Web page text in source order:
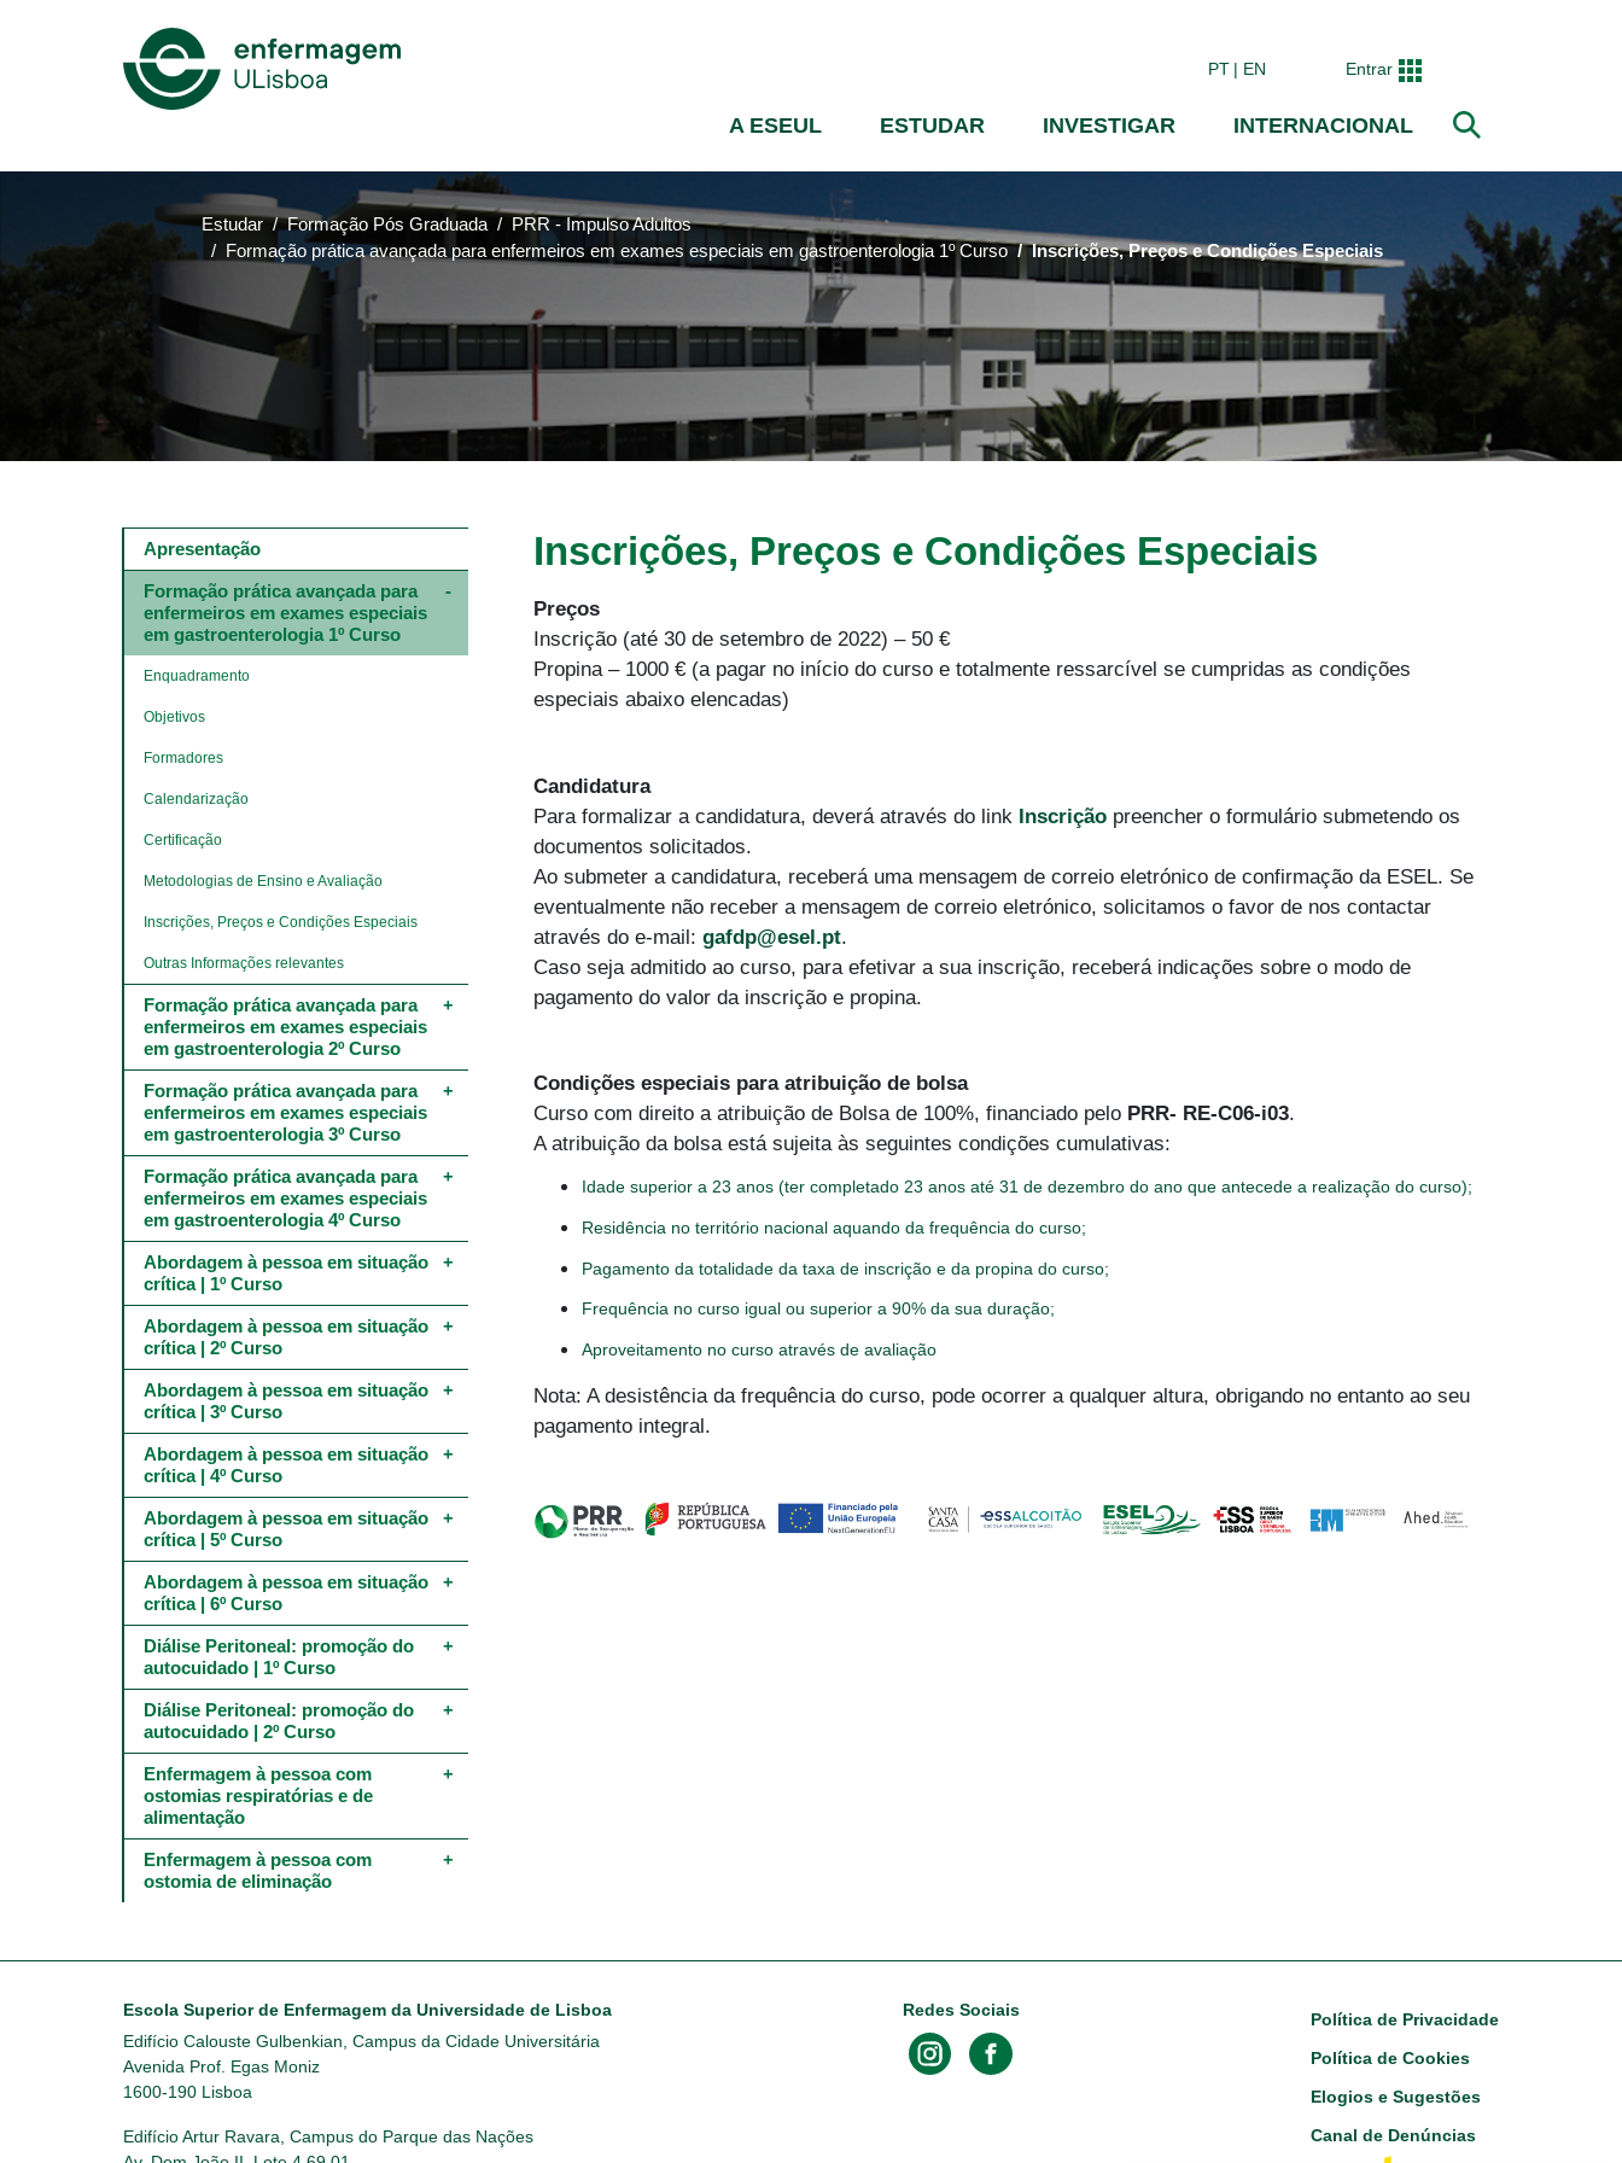
principal
PT EN Entrar
Mega
Menu
A ESEUL ESTUDAR INVESTIGAR INTERNACIONAL
Estudar Formação Pós Graduada
PRR - Impulso Adultos
Formação prática avançada para enfermeiros em exames especiais em gastroenterologia 1º Curso
Inscrições, Preços e Condições Especiais
Inscrições, Preços e Condições Especiais
Preços
Inscrição (até 30 de setembro de 2022) – 50 €
Propina – 1000 € (a pagar no início do curso e totalmente ressarcível se cumpridas as condições
especiais abaixo elencadas)
Candidatura
Para formalizar a candidatura, deverá através do link Inscrição preencher o formulário submetendo os
documentos solicitados.
Ao submeter a candidatura, receberá uma mensagem de correio eletrónico de confirmação da ESEL. Se
eventualmente não receber a mensagem de correio eletrónico, solicitamos o favor de nos contactar
através do e-mail: gafdp@esel.pt.
Caso seja admitido ao curso, para efetivar a sua inscrição, receberá indicações sobre o modo de
pagamento do valor da inscrição e propina.
Condições especiais para atribuição de bolsa
Curso com direito a atribuição de Bolsa de 100%, financiado pelo PRR- RE-C06-i03.
A atribuição da bolsa está sujeita às seguintes condições cumulativas:
Idade superior a 23 anos (ter completado 23 anos até 31 de dezembro do ano que antecede a realização do curso);
Residência no território nacional aquando da frequência do curso;
Pagamento da totalidade da taxa de inscrição e da propina do curso;
Frequência no curso igual ou superior a 90% da sua duração;
Aproveitamento no curso através de avaliação
Nota: A desistência da frequência do curso, pode ocorrer a qualquer altura, obrigando no entanto ao seu
pagamento integral.
Main
navigation
5º
níveis
Apresentação
Formação prática avançada para
enfermeiros em exames especiais
em gastroenterologia 1º Curso
Enquadramento
Objetivos
Formadores
Calendarização
Certificação
Metodologias de Ensino e Avaliação
Inscrições, Preços e Condições Especiais
Outras Informações relevantes
Formação prática avançada para
enfermeiros em exames especiais
em gastroenterologia 2º Curso
Formação prática avançada para
enfermeiros em exames especiais
em gastroenterologia 3º Curso
Formação prática avançada para
enfermeiros em exames especiais
em gastroenterologia 4º Curso
Abordagem à pessoa em situação
crítica | 1º Curso
Abordagem à pessoa em situação
crítica | 2º Curso
Abordagem à pessoa em situação
crítica | 3º Curso
Abordagem à pessoa em situação
crítica | 4º Curso
Abordagem à pessoa em situação
crítica | 5º Curso
Abordagem à pessoa em situação
crítica | 6º Curso
Diálise Peritoneal: promoção do
autocuidado | 1º Curso
Diálise Peritoneal: promoção do
autocuidado | 2º Curso
Enfermagem à pessoa com
ostomias respiratórias e de
alimentação
Enfermagem à pessoa com
ostomia de eliminação
Escola Superior de Enfermagem da Universidade de Lisboa
Edifício Calouste Gulbenkian, Campus da Cidade Universitária
Avenida Prof. Egas Moniz
1600-190 Lisboa
Edifício Artur Ravara, Campus do Parque das Nações
Redes Sociais Footer
Política de Privacidade
Política de Cookies
Elogios e Sugestões
Canal de Denúncias